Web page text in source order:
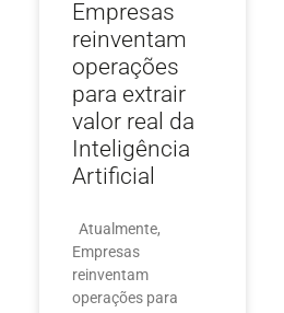
Empresas
reinventam
operações
para extrair
valor real da
Inteligência
Artificial
Atualmente,
Empresas
reinventam
operações para